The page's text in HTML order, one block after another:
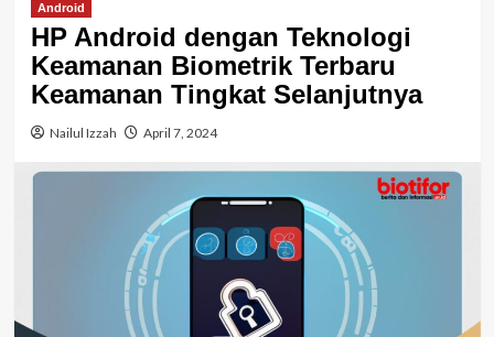
Android
HP Android dengan Teknologi
Keamanan Biometrik Terbaru
Keamanan Tingkat Selanjutnya
Nailul Izzah April 7, 2024